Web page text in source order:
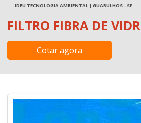
IDEU TECNOLOGIA AMBIENTAL | GUARULHOS - SP
FILTRO FIBRA DE
Cotar agora